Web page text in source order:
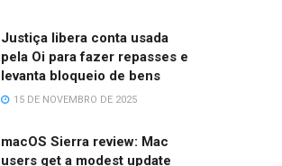
Justiça libera conta usada
pela Oi para fazer repasses e
levanta bloqueio de bens
15 DE NOVEMBRO DE 2025
macOS Sierra review: Mac
users get a modest update